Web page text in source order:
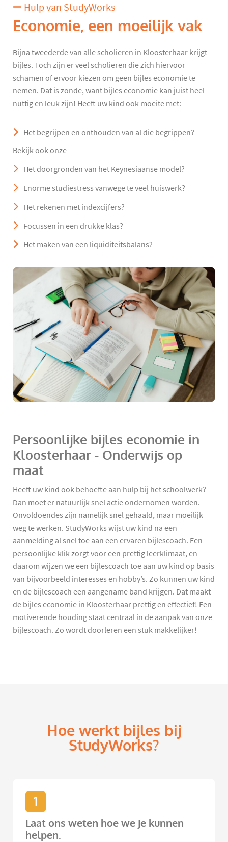
Hulp van StudyWorks
Economie, een moeilijk vak
Bijna tweederde van alle scholieren in Kloosterhaar krijgt
bijles. Toch zijn er veel scholieren die zich hiervoor
schamen of ervoor kiezen om geen bijles economie te
nemen. Dat is zonde, want bijles economie kan juist heel
nuttig en leuk zijn! Heeft uw kind ook moeite met:
Het begrijpen en onthouden van al die begrippen?
Bekijk ook onze
Het doorgronden van het Keynesiaanse model?
Enorme studiestress vanwege te veel huiswerk?
Het rekenen met indexcijfers?
Focussen in een drukke klas?
Het maken van een liquiditeitsbalans?
Persoonlijke bijles economie in
Kloosterhaar - Onderwijs op
maat
Heeft uw kind ook behoefte aan hulp bij het schoolwerk?
Dan moet er natuurlijk snel actie ondernomen worden.
Onvoldoendes zijn namelijk snel gehaald, maar moeilijk
weg te werken. StudyWorks wijst uw kind na een
aanmelding al snel toe aan een ervaren bijlescoach. Een
persoonlijke klik zorgt voor een prettig leerklimaat, en
daarom wijzen we een bijlescoach toe aan uw kind op basis
van bijvoorbeeld interesses en hobby’s. Zo kunnen uw kind
en de bijlescoach een aangename band krijgen. Dat maakt
de bijles economie in Kloosterhaar prettig en effectief! Een
motiverende houding staat centraal in de aanpak van onze
bijlescoach. Zo wordt doorleren een stuk makkelijker!
Hoe werkt bijles bij
StudyWorks?
1
Laat ons weten hoe we je kunnen
helpen.